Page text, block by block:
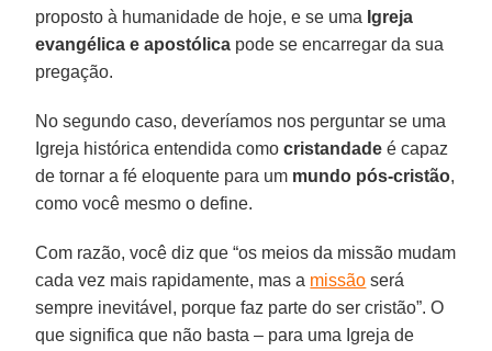
proposto à humanidade de hoje, e se uma Igreja
evangélica e apostólica pode se encarregar da sua
pregação.
No segundo caso, deveríamos nos perguntar se uma
Igreja histórica entendida comocristandade é capaz
de tornar a fé eloquente para um mundo pós-cristão,
como você mesmo o define.
Com razão, você diz que “os meios da missão mudam
cada vez mais rapidamente, mas a missão será
sempre inevitável, porque faz parte do ser cristão”. O
que significa que não basta – para uma Igreja de